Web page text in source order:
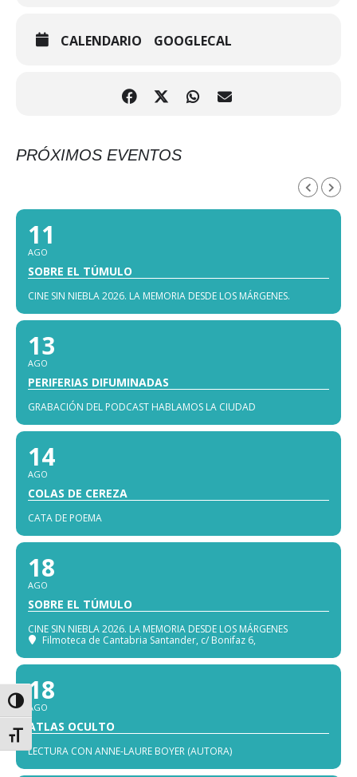
Alternar alto contraste
Alternar tamaño de letra
CALENDARIO GOOGLECAL
PRÓXIMOS EVENTOS
11
AGO
SOBRE EL TÚMULO
CINE SIN NIEBLA 2026. LA MEMORIA DESDE LOS MÁRGENES.
13
AGO
PERIFERIAS DIFUMINADAS
GRABACIÓN DEL PODCAST HABLAMOS LA CIUDAD
14
AGO
COLAS DE CEREZA
CATA DE POEMA
18
AGO
SOBRE EL TÚMULO
CINE SIN NIEBLA 2026. LA MEMORIA DESDE LOS MÁRGENES
Filmoteca de Cantabria Santander, c/ Bonifaz 6,
18
AGO
ATLAS OCULTO
LECTURA CON ANNE-LAURE BOYER (AUTORA)